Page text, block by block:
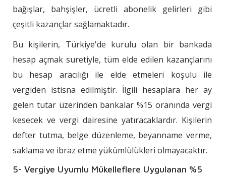
bağışlar, bahşişler, ücretli abonelik gelirleri gibi
çeşitli kazançlar sağlamaktadır.
Bu kişilerin, Türkiye'de kurulu olan bir bankada
hesap açmak suretiyle, tüm elde edilen kazançlarını
bu hesap aracılığı ile elde etmeleri koşulu ile
vergiden istisna edilmiştir. İlgili hesaplara her ay
gelen tutar üzerinden bankalar %15 oranında vergi
kesecek ve vergi dairesine yatıracaklardır. Kişilerin
defter tutma, belge düzenleme, beyanname verme,
saklama ve ibraz etme yükümlülükleri olmayacaktır.
5- Vergiye Uyumlu Mükelleflere Uygulanan %5